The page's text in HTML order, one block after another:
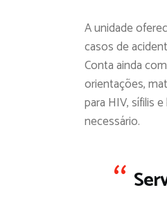
A unidade
casos de
Conta ainda
orientações,
para HIV, sífilis
necessário.